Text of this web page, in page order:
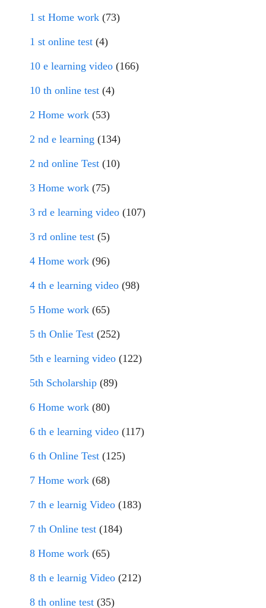
1 st Home work (73)
1 st online test (4)
10 e learning video (166)
10 th online test (4)
2 Home work (53)
2 nd e learning (134)
2 nd online Test (10)
3 Home work (75)
3 rd e learning video (107)
3 rd online test (5)
4 Home work (96)
4 th e learning video (98)
5 Home work (65)
5 th Onlie Test (252)
5th e learning video (122)
5th Scholarship (89)
6 Home work (80)
6 th e learning video (117)
6 th Online Test (125)
7 Home work (68)
7 th e learnig Video (183)
7 th Online test (184)
8 Home work (65)
8 th e learnig Video (212)
8 th online test (35)